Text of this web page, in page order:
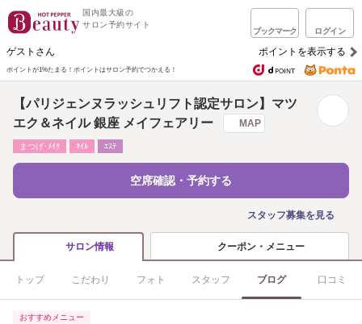
国内最大級の
サロン予約サイト
ブックマーク ログイン
ゲストさん ポイントを表示する
ポイントが1%たまる！ ポイントはサロン予約でつかえる！
【パリジェンヌラッシュリフト認定サロン】マツ
エク＆ネイル 銀座 メイフェアリー
MAP
まつげ･ﾒｲｸ ﾈｲﾙ ｴｽﾃ
空席確認・予約する
スタッフ募集を見る
サロン情報 クーポン・メニュー
トップ こだわり フォト スタッフ ブログ 口コミ
おすすめメニュー